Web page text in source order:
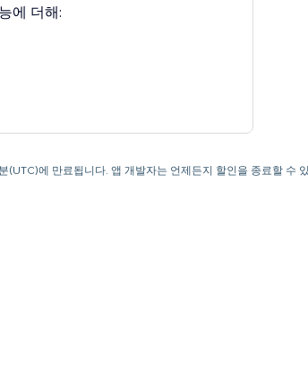
에 더해:
에 만료됩니다. 앱 개발자는 언제든지 할인을 종료할 수